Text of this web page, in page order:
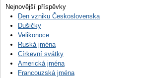
Nejnovější příspěvky
Den vzniku Československa
Dušičky
Velikonoce
Ruská jména
Církevní svátky
Americká jména
Francouzská jména